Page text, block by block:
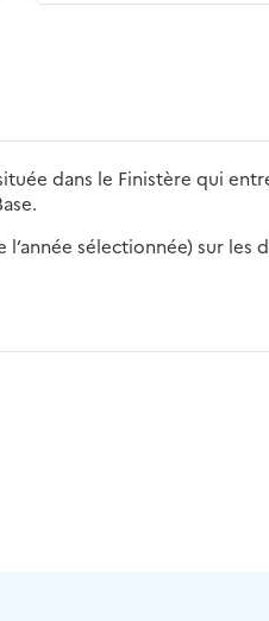
dans le Finistère qui
sélectionnée) sur les